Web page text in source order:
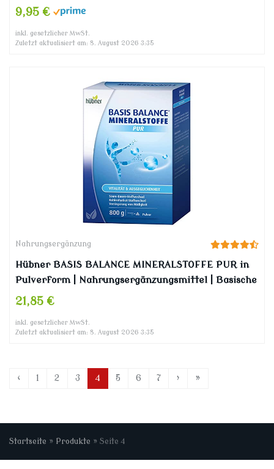
ml
9,95 €
inkl. gesetzlicher MwSt.
Zuletzt aktualisiert am: 8. August 2026 3:35
Nahrungsergänzung
Hübner BASIS BALANCE MINERALSTOFFE PUR in
Pulverform | Nahrungsergänzungsmittel | Basische
Mineralstoffe für Vitalität und Ausgeglichenheit |
21,85 €
inkl. gesetzlicher MwSt.
Zuletzt aktualisiert am: 8. August 2026 3:35
‹ 1 2 3 4 5 6 7 › »
Startseite » Produkte » Seite 4